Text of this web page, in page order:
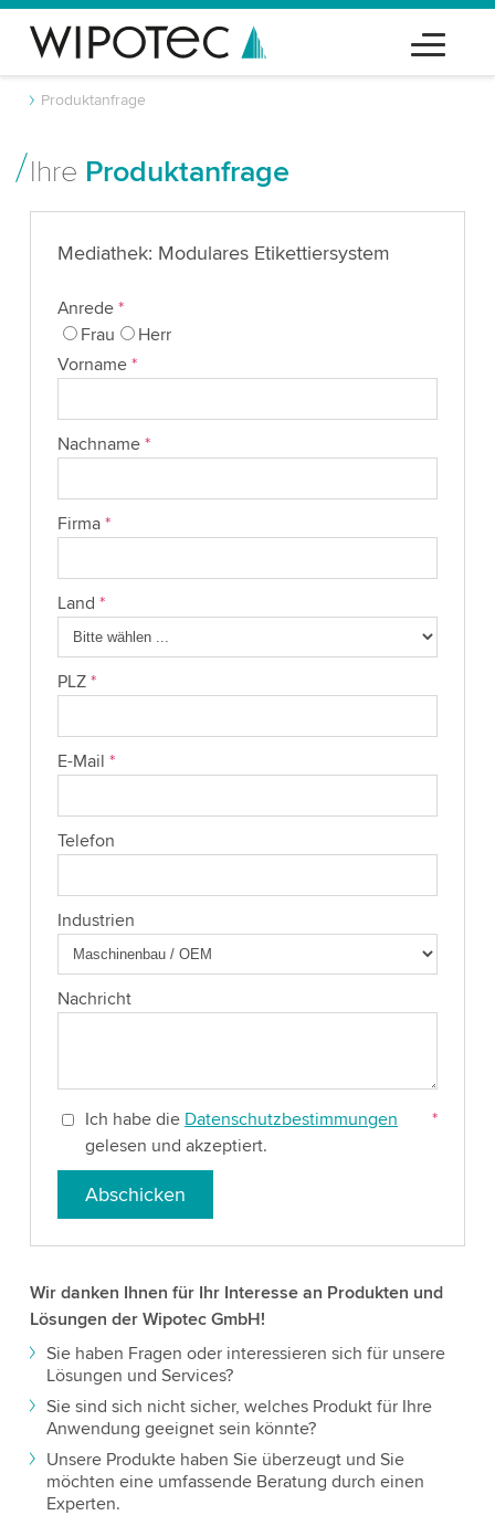
Produktanfrage
Ihre Produktanfrage
Mediathek: Modulares Etikettiersystem
Anrede *
Frau
Herr
Vorname *
Nachname *
Firma *
Land *
PLZ *
E-Mail *
Telefon
Industrien
Nachricht
Ich habe die Datenschutzbestimmungen
gelesen und akzeptiert.
*
Abschicken
Wir danken Ihnen für Ihr Interesse an Produkten und
Lösungen der Wipotec GmbH!
Sie haben Fragen oder interessieren sich für unsere
Lösungen und Services?
Sie sind sich nicht sicher, welches Produkt für Ihre
Anwendung geeignet sein könnte?
Unsere Produkte haben Sie überzeugt und Sie
möchten eine umfassende Beratung durch einen
Experten.